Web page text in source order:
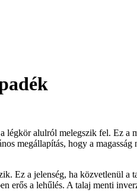
légkör alulról melegszik fel. Ez a
megállapítás, hogy a magasság
Ez a jelenség, ha közvetlenül a
erős a lehűlés. A talaj menti